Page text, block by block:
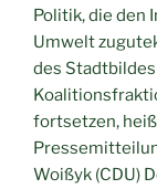
Politik, die den
Umwelt
des
fortsetzen,
Woißyk (CDU)